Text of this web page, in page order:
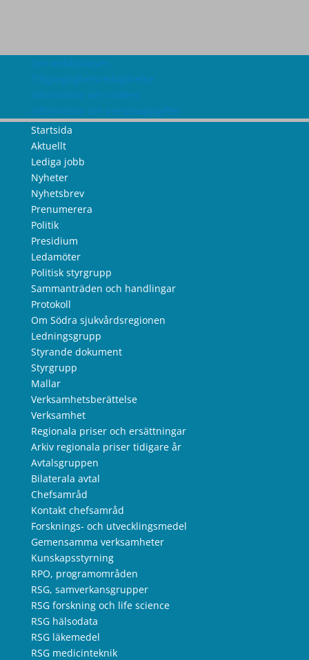
Om webbplatsen
Tillgänglighetsredogörelse
Information om cookies
Information om personuppgifter
Startsida
Aktuellt
Lediga jobb
Nyheter
Nyhetsbrev
Prenumerera
Politik
Presidium
Ledamöter
Politisk styrgrupp
Sammanträden och handlingar
Protokoll
Om Södra sjukvårdsregionen
Ledningsgrupp
Styrande dokument
Styrgrupp
Mallar
Verksamhetsberättelse
Verksamhet
Regionala priser och ersättningar
Arkiv regionala priser tidigare år
Avtalsgruppen
Bilaterala avtal
Chefsamråd
Kontakt chefsamråd
Forsknings- och utvecklingsmedel
Gemensamma verksamheter
Kunskapsstyrning
RPO, programområden
RSG, samverkansgrupper
RSG forskning och life science
RSG hälsodata
RSG läkemedel
RSG medicinteknik